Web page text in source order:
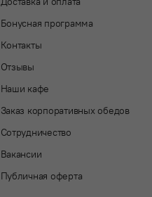
Бонусная программа
Контакты
Отзывы
Наши кафе
Заказ корпоративных обедов
Сотрудничество
Вакансии
Публичная оферта